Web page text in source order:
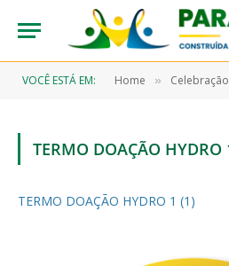
VOCÊ ESTÁ EM: Home » Celebração de Contrato de
TERMO DOAÇÃO HYDRO
TERMO DOAÇÃO HYDRO 1 (1)